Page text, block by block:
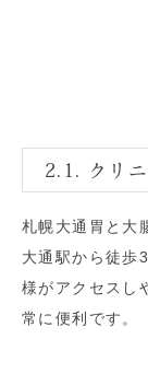
2.1. クリ
札幌大通胃と大
大通駅から徒歩
様がアクセスし
常に便利です。